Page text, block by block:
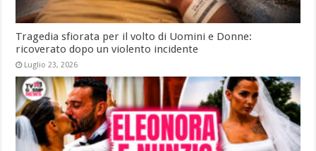
Tragedia sfiorata per il volto di Uomini e Donne:
ricoverato dopo un violento incidente
Luglio 23, 2026